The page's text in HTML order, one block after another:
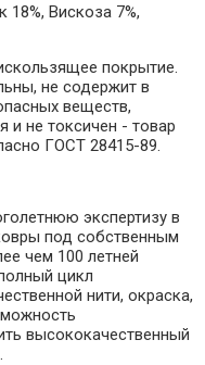
18%, Вискоза 7%,
покрытие.
не содержит в
веществ,
и не токсичен - товар
ГОСТ 28415-89.
экспертизу в
под собственным
чем 100 летней
цикл
нити, окраска,
высококачественный